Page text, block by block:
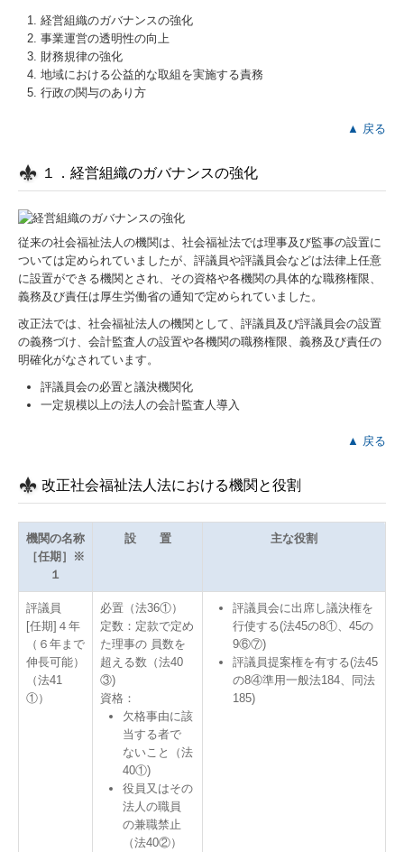
経営組織のガバナンスの強化
事業運営の透明性の向上
財務規律の強化
地域における公益的な取組を実施する責務
行政の関与のあり方
▲ 戻る
１．経営組織のガバナンスの強化
従来の社会福祉法人の機関は、社会福祉法では理事及び監事の設置に
ついては定められていましたが、評議員や評議員会などは法律上任意
に設置ができる機関とされ、その資格や各機関の具体的な職務権限、
義務及び責任は厚生労働省の通知で定められていました。
改正法では、社会福祉法人の機関として、評議員及び評議員会の設置
の義務づけ、会計監査人の設置や各機関の職務権限、義務及び責任の
明確化がなされています。
評議員会の必置と議決機関化
一定規模以上の法人の会計監査人導入
▲ 戻る
改正社会福祉法人法における機関と役割
機関の名称
［任期］※
１
設 置 主な役割
評議員
[任期]４年
（６年まで
伸長可能）
（法41
①）
必置（法36①）
定数：定款で定め
た理事の 員数を
超える数（法40
③)
資格：
欠格事由に該
当する者で
ないこと（法
40①)
役員又はその
法人の職員
の兼職禁止
（法40②）
評議員会に出席し議決権を
行使する(法45の8①、45の
9⑥⑦)
評議員提案権を有する(法45
の8④準用一般法184、同法
185)